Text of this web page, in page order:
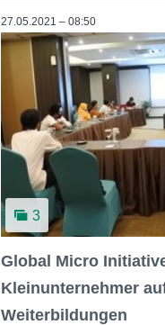
27.05.2021 – 08:50
3
Global Micro
Kleinunternehmer
Weiterbildungen